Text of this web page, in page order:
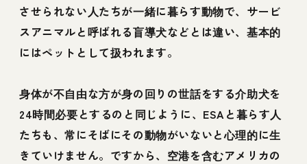
させられない人たちが一緒に暮らす動物で、サービ
スアニマルと呼ばれる盲導犬などとは違い、基本的
にはペットとして扱われます。
身体が不自由な方が身の回りの世話をする介助犬を
24時間必要とするのと同じように、ESAと暮らす人
たちも、常にそばにその動物がいないと心理的に生
きていけません。ですから、空港を含むアメリカの